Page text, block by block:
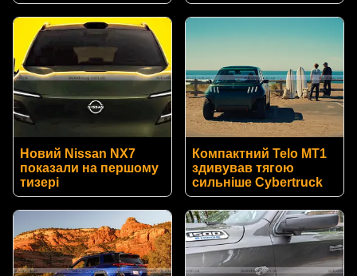
Новий Nissan NX7
показали на першому
тизері
Компактний Telo MT1
здивував тягою
сильніше Cybertruck